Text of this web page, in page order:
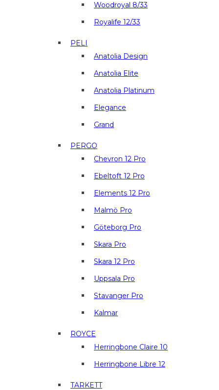
Woodroyal 8/33
Royalife 12/33
PELI
Anatolia Design
Anatolia Elite
Anatolia Platinum
Elegance
Grand
PERGO
Chevron 12 Pro
Ebeltoft 12 Pro
Elements 12 Pro
Malmö Pro
Göteborg Pro
Skara Pro
Skara 12 Pro
Uppsala Pro
Stavanger Pro
Kalmar
ROYCE
Herringbone Claire 10
Herringbone Libre 12
TARKETT